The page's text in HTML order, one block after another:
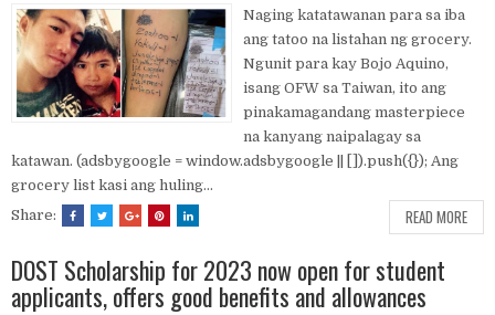
Naging katatawanan para sa iba
ang tatoo na listahan ng grocery.
Ngunit para kay Bojo Aquino,
isang OFW sa Taiwan, ito ang
pinakamagandang masterpiece
na kanyang naipalagay sa
katawan. (adsbygoogle = window.adsbygoogle || []).push({}); Ang
grocery list kasi ang huling...
Share:
READ MORE
DOST Scholarship for 2023 now open for student
applicants, offers good benefits and allowances